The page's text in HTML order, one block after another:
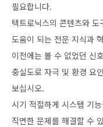
필요합니다.
텍트로닉스의 콘텐츠와
도움이 되는 전문 지식과
이전에는 볼 수 없었던 신
충실도로 자극 및 환경 요
보십시오.
시기 적절하게 시스템 기
직면한 문제를 해결할 수